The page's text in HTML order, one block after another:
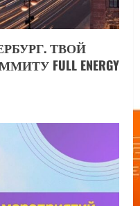
ТВОЙ
FULL ENERGY